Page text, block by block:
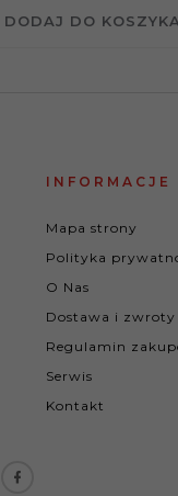
DODAJ DO KOSZYKA
INFORMACJE
Mapa strony
Polityka
O Nas
Dostawa i zwroty
Regulamin
Serwis
Kontakt